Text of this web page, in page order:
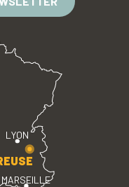
LYON
MARSEILLE